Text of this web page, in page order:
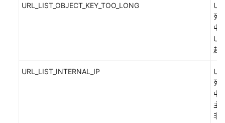
URL_LIST_OBJECT_KEY_TOO_LONG
列
中
超
URL_LIST_INTERNAL_IP
列
中
主
非